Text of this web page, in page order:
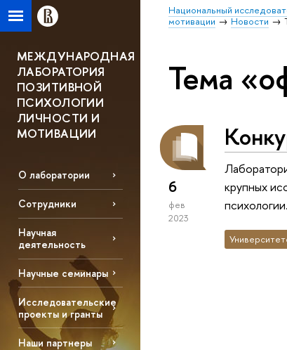
Национальный
мотивации
Новости
МЕЖДУНАРОДНАЯ
ЛАБОРАТОРИЯ
ПОЗИТИВНОЙ
ПСИХОЛОГИИ
ЛИЧНОСТИ И
МОТИВАЦИИ
О лаборатории
Сотрудники
Научная
деятельность
Научные семинары
Исследовательские
проекты и гранты
Наши партнеры
Тема
6
фев
2023
крупных
психологии.